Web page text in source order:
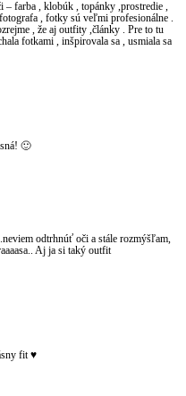
– farba , klobúk , topánky ,prostredie ,
, fotky sú veľmi profesionálne .
, že aj outfity ,články . Pre to tu
fotkami , inšpirovala sa , usmiala sa
🙂
odtrhnúť oči a stále rozmýšľam,
Aj ja si taký outfit
fit ♥